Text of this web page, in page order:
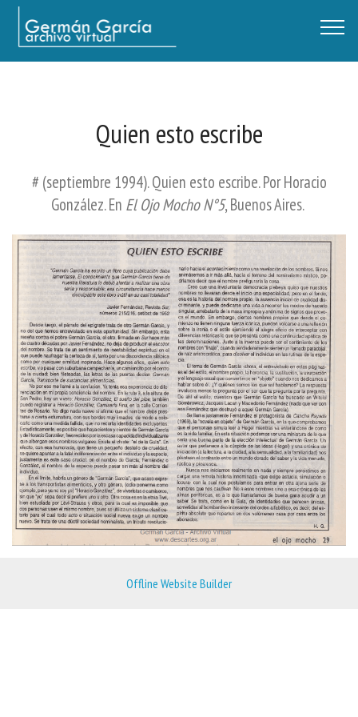
Germán García - Archivo Virtual / Centro Descartes, Buenos Aires
Quien esto escribe
# (septiembre 1994). Quien esto escribe. Por Horacio
González. En El Ojo Mocho N°5, Buenos Aires.
Offline Website Builder